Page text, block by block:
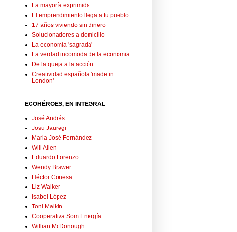
La mayoría exprimida
El emprendimiento llega a tu pueblo
17 años viviendo sin dinero
Solucionadores a domicilio
La economía 'sagrada'
La verdad incomoda de la economia
De la queja a la acción
Creatividad española 'made in
London'
ECOHÉROES, EN INTEGRAL
José Andrés
Josu Jauregi
Maria José Fernández
Will Allen
Eduardo Lorenzo
Wendy Brawer
Héctor Conesa
Liz Walker
Isabel López
Toni Malkin
Cooperativa Som Energía
Willian McDonough